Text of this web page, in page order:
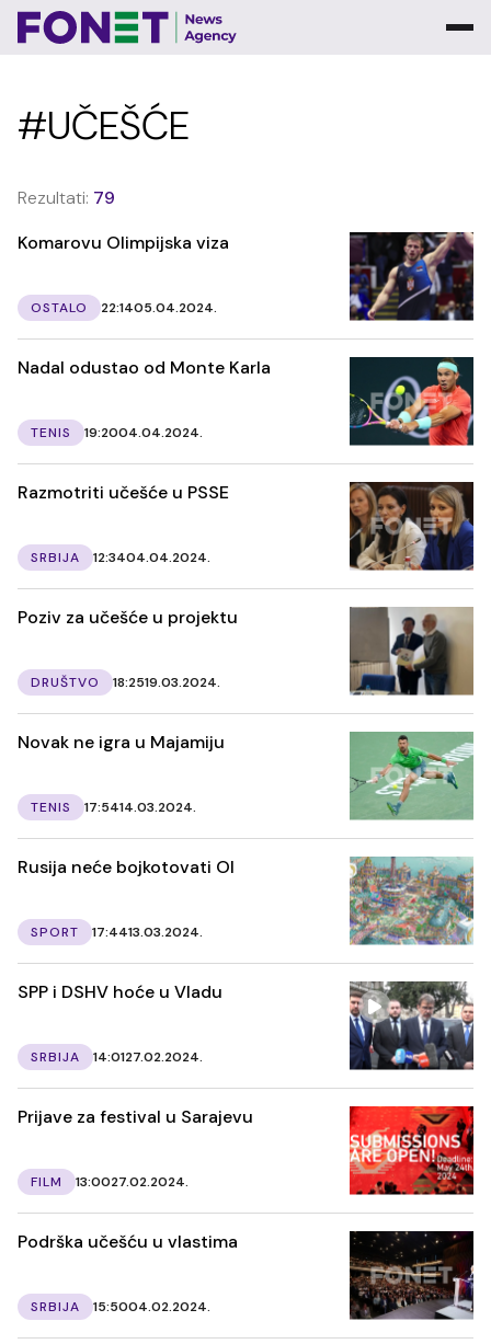
#UČEŠĆE
Rezultati: 79
Komarovu Olimpijska viza
OSTALO 22:1405.04.2024.
Nadal odustao od Monte Karla
TENIS 19:2004.04.2024.
Razmotriti učešće u PSSE
SRBIJA 12:3404.04.2024.
Poziv za učešće u projektu
DRUŠTVO 18:2519.03.2024.
Novak ne igra u Majamiju
TENIS 17:5414.03.2024.
Rusija neće bojkotovati OI
SPORT 17:4413.03.2024.
SPP i DSHV hoće u Vladu
SRBIJA 14:0127.02.2024.
Prijave za festival u Sarajevu
FILM 13:0027.02.2024.
Podrška učešću u vlastima
SRBIJA 15:5004.02.2024.